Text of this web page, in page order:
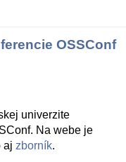
OSSConf
univerzite
Na webe je
aj zborník.